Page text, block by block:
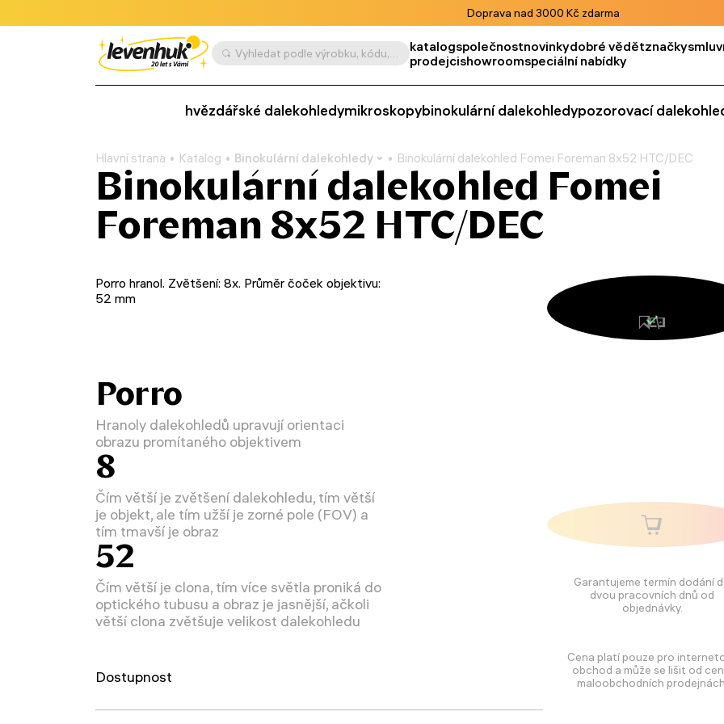
Doprava nad 3000 Kč zdarma
Vyhledat podle výrobku, kódu, kategorie apod. katalogspolečnostnovinkydobré vědětznačky
prodejcishowroomspeciální nabídky
hvězdářské dalekohledymikroskopybinokulární dalekohledypozorovací
Hlavní strana Katalog Binokulární dalekohledy Binokulární dalekohled Fomei Foreman 8x52 HTC/DEC
Binokulární dalekohled Fomei
Foreman 8x52 HTC/DEC
Garantujeme termín dodání
dvou pracovních dnů od
objednávky.
Cena platí pouze pro
obchod a může se lišit od
maloobchodních
Porro hranol. Zvětšení: 8x. Průměr čoček objektivu:
52 mm
Porro
Hranoly dalekohledů upravují orientaci
obrazu promítaného objektivem
8
Čím větší je zvětšení dalekohledu, tím větší
je objekt, ale tím užší je zorné pole (FOV) a
tím tmavší je obraz
52
Čím větší je clona, tím více světla proniká do
optického tubusu a obraz je jasnější, ačkoli
větší clona zvětšuje velikost dalekohledu
Dostupnost